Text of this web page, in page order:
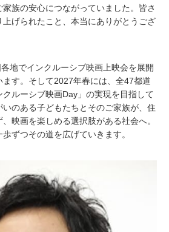
族の安心につながっていました。皆さ
上げられたこと、本当にありがとうござ
地でインクルーシブ映画上映会を展開
ます。そして2027年春には、全47都道
ルーシブ映画Day」の実現を目指して
いのある子どもたちとそのご家族が、住
映画を楽しめる選択肢がある社会へ。
ずつその道を広げていきます。